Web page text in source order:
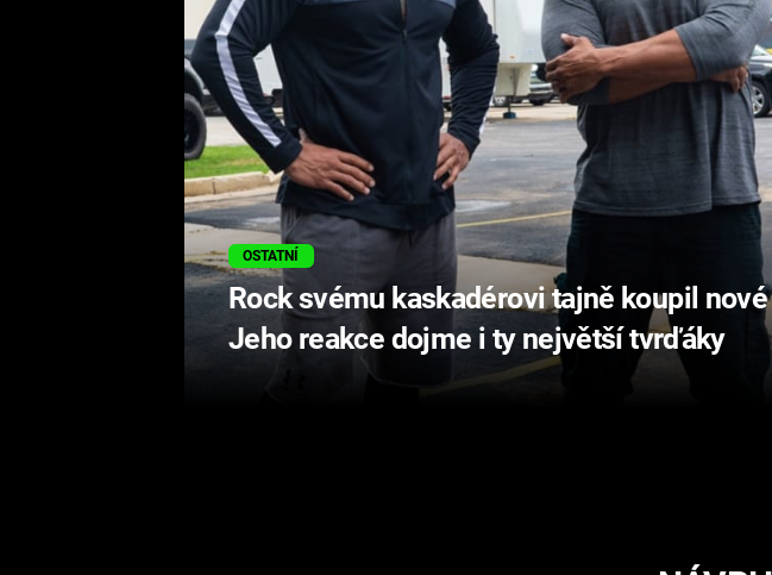
OSTATNÍ
Rock svému kaskadérovi tajně koupil
Jeho reakce dojme i ty největší tvrďáky